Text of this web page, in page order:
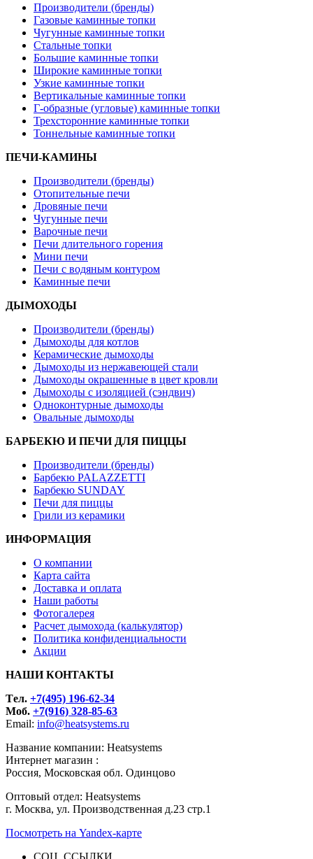
Производители (бренды)
Газовые каминные топки
Чугунные каминные топки
Стальные топки
Большие каминные топки
Широкие каминные топки
Узкие каминные топки
Вертикальные каминные топки
Г-образные (угловые) каминные топки
Трехсторонние каминные топки
Тоннельные каминные топки
ПЕЧИ-КАМИНЫ
Производители (бренды)
Отопительные печи
Дровяные печи
Чугунные печи
Варочные печи
Печи длительного горения
Мини печи
Печи с водяным контуром
Каминные печи
ДЫМОХОДЫ
Производители (бренды)
Дымоходы для котлов
Керамические дымоходы
Дымоходы из нержавеющей стали
Дымоходы окрашенные в цвет кровли
Дымоходы с изоляцией (сэндвич)
Одноконтурные дымоходы
Овальные дымоходы
БАРБЕКЮ И ПЕЧИ ДЛЯ ПИЦЦЫ
Производители (бренды)
Барбекю PALAZZETTI
Барбекю SUNDAY
Печи для пиццы
Грили из керамики
ИНФОРМАЦИЯ
О компании
Карта сайта
Доставка и оплата
Наши работы
Фотогалерея
Расчет дымохода (калькулятор)
Политика конфиденциальности
Акции
НАШИ КОНТАКТЫ
Tел. +7(495) 196-62-34
Моб. +7(916) 328-85-63
Email: info@heatsystems.ru
Название компании: Heatsystems
Интернет магазин :
Россия, Московская обл. Одинцово
Оптовый отдел: Heatsystems
г. Москва, ул. Производственная д.23 стр.1
Посмотреть на Yandex-карте
СОЦ. ССЫЛКИ